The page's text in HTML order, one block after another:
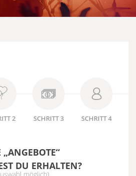
2 SCHRITT 3 SCHRITT 4
„ANGEBOTE“
DU ERHALTEN?